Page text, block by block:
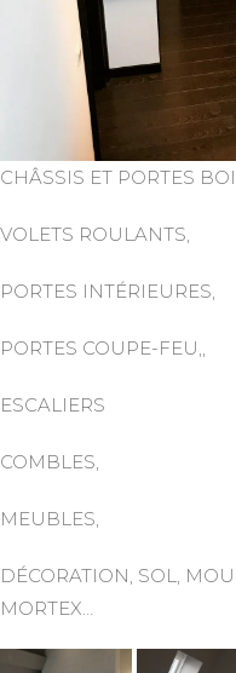
CHÂSSIS ET PORTES
VOLETS ROULANTS,
PORTES INTÉRIEURES,
PORTES COUPE-FEU,,
ESCALIERS
COMBLES,
MEUBLES,
DÉCORATION, SOL,
MORTEX…